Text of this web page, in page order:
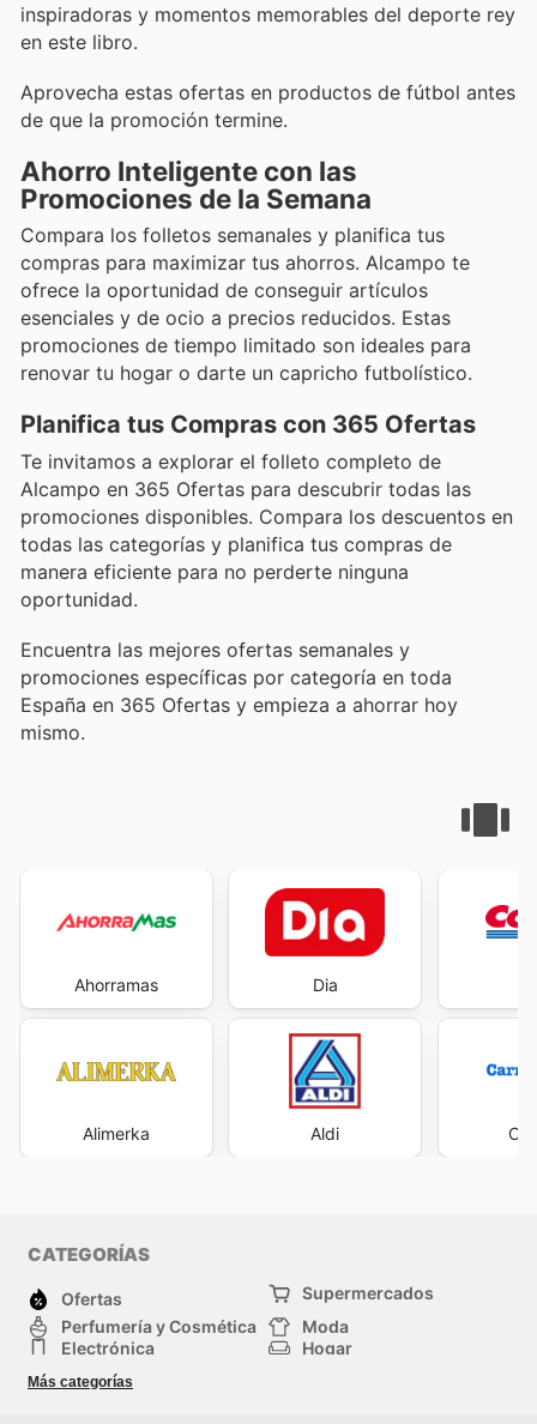
inspiradoras y momentos memorables del deporte rey
en este libro.
Aprovecha estas ofertas en productos de fútbol antes
de que la promoción termine.
Ahorro Inteligente con las
Promociones de la Semana
Compara los folletos semanales y planifica tus
compras para maximizar tus ahorros. Alcampo te
ofrece la oportunidad de conseguir artículos
esenciales y de ocio a precios reducidos. Estas
promociones de tiempo limitado son ideales para
renovar tu hogar o darte un capricho futbolístico.
Planifica tus Compras con 365 Ofertas
Te invitamos a explorar el folleto completo de
Alcampo en 365 Ofertas para descubrir todas las
promociones disponibles. Compara los descuentos en
todas las categorías y planifica tus compras de
manera eficiente para no perderte ninguna
oportunidad.
Encuentra las mejores ofertas semanales y
promociones específicas por categoría en toda
España en 365 Ofertas y empieza a ahorrar hoy
mismo.
Ahorramas
Alimerka
Dia
Aldi
CATEGORÍAS
Ofertas
Supermercados
Perfumería y Cosmética
Moda
Electrónica
Hogar
Deporte
Juguetes y bebés
Más categorías